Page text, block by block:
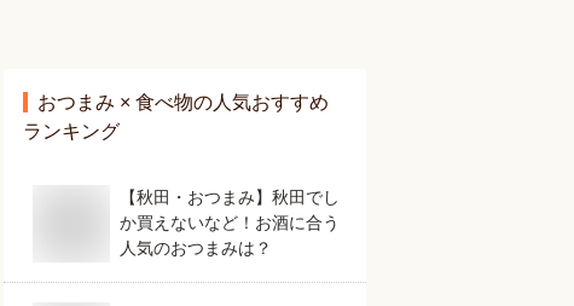
おつまみ × 食べ物の人気おすすめ
ランキング
【秋田・おつまみ】秋田でし
か買えないなど！お酒に合う
人気のおつまみは？